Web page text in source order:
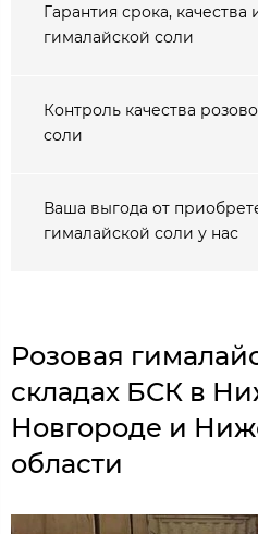
Гарантия срока,
гималайской соли
Контроль качества
соли
Ваша выгода от
гималайской соли у нас
Розовая
складах БСК в
Новгороде и
области